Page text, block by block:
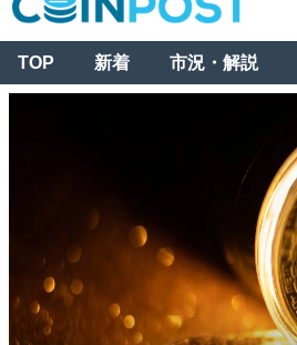
TOP 新着 市況・解説